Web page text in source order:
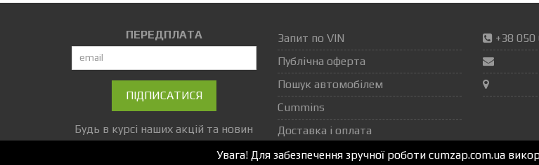
ПЕРЕДПЛАТА
ПІДПИСАТИСЯ
Будь в курсі наших акцій та новин
Запит по VIN
Публічна оферта
Пошук автомобілем
Cummins
Доставка і оплата
+38
Увага! Для забезпечення зручної роботи cumzap.com.ua